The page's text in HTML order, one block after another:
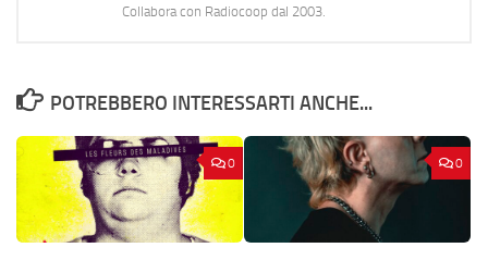
Collabora con Radiocoop dal 2003.
POTREBBERO INTERESSARTI ANCHE...
0 0